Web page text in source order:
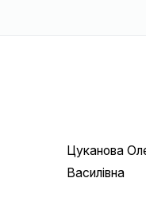
Цуканова
Василівна